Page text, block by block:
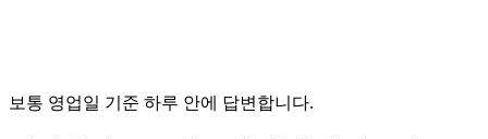
보통 영업일 기준 하루 안에 답변합니다.